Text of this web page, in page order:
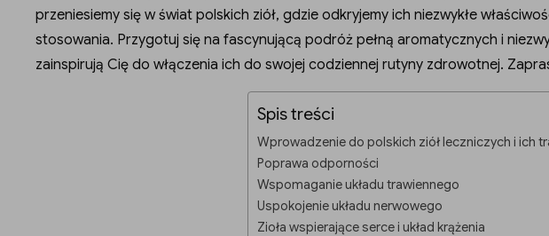
przeniesiemy się w świat polskich ziół, gdzie odkryjemy ich niezwykłe
stosowania. Przygotuj się na fascynującą podróż pełną aromatycznych i
zainspirują Cię do włączenia ich do swojej codziennej rutyny zdrowotnej.
Spis treści
Wprowadzenie do polskich ziół leczniczych i ich
Poprawa odporności
Wspomaganie układu trawiennego
Uspokojenie układu nerwowego
Zioła wspierające serce i układ krążenia